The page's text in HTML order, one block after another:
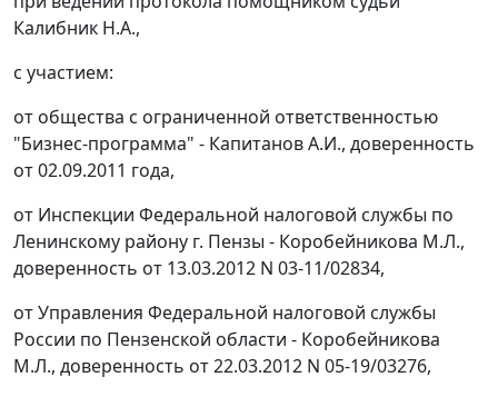
Калибник Н.А.,
с участием:
от общества с ограниченной ответственностью
"Бизнес-программа" - Капитанов А.И., доверенность
от 02.09.2011 года,
от Инспекции Федеральной налоговой службы по
Ленинскому району г. Пензы - Коробейникова М.Л.,
доверенность от 13.03.2012 N 03-11/02834,
от Управления Федеральной налоговой службы
России по Пензенской области - Коробейникова
М.Л., доверенность от 22.03.2012 N 05-19/03276,